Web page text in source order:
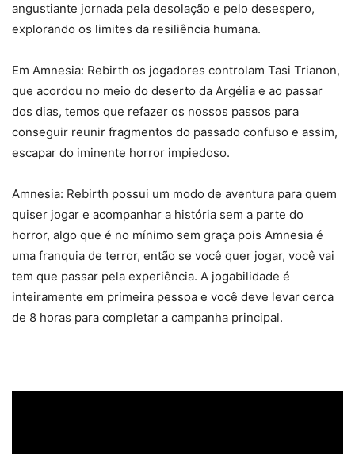
angustiante jornada pela desolação e pelo desespero,
explorando os limites da resiliência humana.
Em Amnesia: Rebirth os jogadores controlam Tasi Trianon,
que acordou no meio do deserto da Argélia e ao passar
dos dias, temos que refazer os nossos passos para
conseguir reunir fragmentos do passado confuso e assim,
escapar do iminente horror impiedoso.
Amnesia: Rebirth possui um modo de aventura para quem
quiser jogar e acompanhar a história sem a parte do
horror, algo que é no mínimo sem graça pois Amnesia é
uma franquia de terror, então se você quer jogar, você vai
tem que passar pela experiência. A jogabilidade é
inteiramente em primeira pessoa e você deve levar cerca
de 8 horas para completar a campanha principal.